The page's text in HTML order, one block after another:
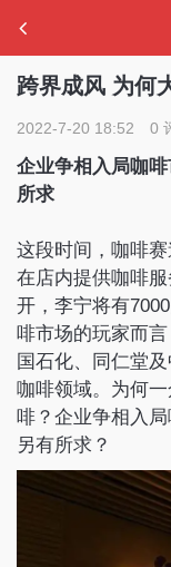
跨界成风 为何
2022-7-20 18:52 0
企业争相入局咖
所求
这段时间，咖啡
在店内提供咖啡
开，李宁将有
啡市场的玩家而
国石化、同仁堂
咖啡领域。为何
啡？企业争相入
另有所求？